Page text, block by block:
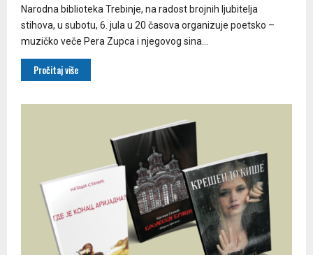
Narodna biblioteka Trebinje, na radost brojnih ljubitelja
stihova, u subotu, 6. jula u 20 časova organizuje poetsko –
muzičko veče Pera Zupca i njegovog sina...
Pročitaj više